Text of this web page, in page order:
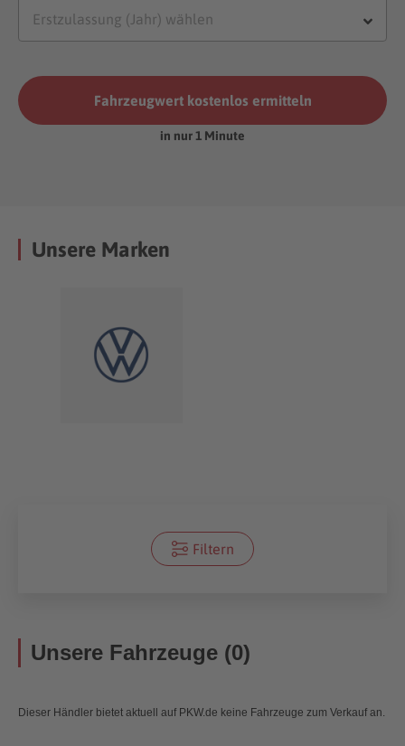
Fahrzeugwert kostenlos ermitteln
in nur 1 Minute
Unsere Marken
Filtern
Unsere Fahrzeuge (0)
Dieser Händler bietet aktuell auf PKW.de keine Fahrzeuge zum Verkauf an.